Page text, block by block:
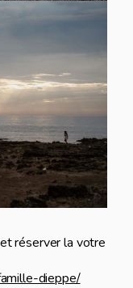
réserver la votre
dieppe/